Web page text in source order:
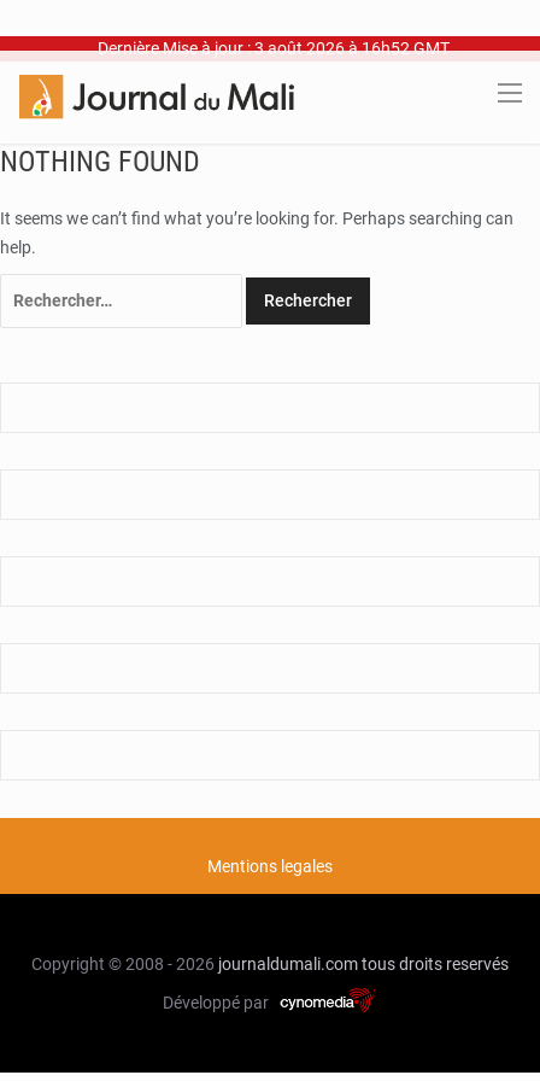
Dernière Mise à jour : 3 août 2026 à 16h52 GMT
NOTHING FOUND
It seems we can’t find what you’re looking for. Perhaps searching can
help.
Mentions legales
Copyright © 2008 - 2026 journaldumali.comtous droits reservés
Développé par